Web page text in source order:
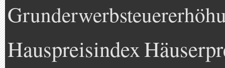
Hauspreisindex